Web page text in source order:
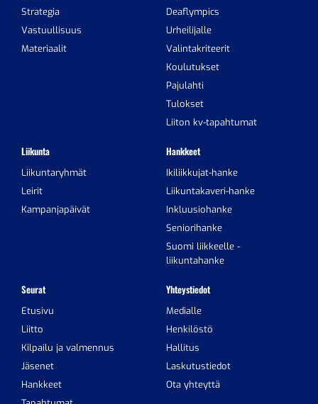
Strategia
Vastuullisuus
Materiaalit
Deaflympics
Urheilijalle
Valintakriteerit
Koulutukset
Pajulahti
Tulokset
Liiton kv-tapahtumat
Liikunta
Liikuntaryhmät
Leirit
Kampanjapäivät
Hankkeet
Ikiliikkujat-hanke
Liikuntakaveri-hanke
Inkluusiohanke
Seniorihanke
Suomi liikkeelle -
liikuntahanke
Seurat
Etusivu
Liitto
Kilpailu ja valmennus
Jäsenet
Hankkeet
Yhteystiedot
Medialle
Henkilöstö
Hallitus
Laskutustiedot
Ota yhteyttä